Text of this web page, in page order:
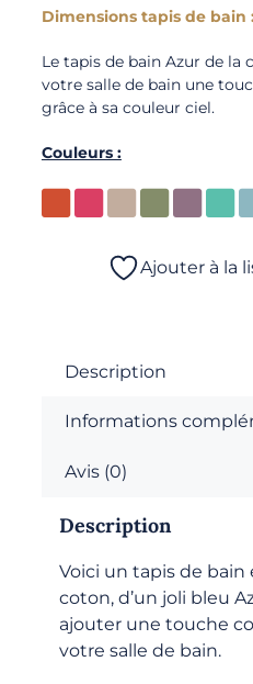
Dimensions tapis de bain
Le tapis de bain Azur de la
votre salle de bain une
grâce à sa couleur ciel.
Couleurs :
Ajouter à la
Description
Informations
Avis (0)
Description
Voici un tapis de bain
coton, d’un joli bleu
ajouter une touche
votre salle de bain.